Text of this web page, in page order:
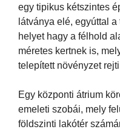
egy tipikus kétszintes
látványa elé, egyúttal
helyet hagy a félhold
méretes kertnek is,
telepített növényzet
Egy központi átrium
emeleti szobái, mely
földszinti lakótér